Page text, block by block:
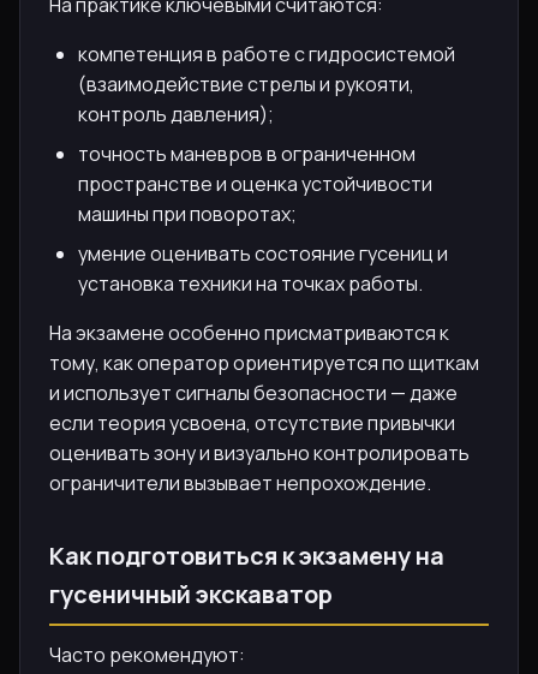
компетенция в работе с гидросистемой
(взаимодействие стрелы и рукояти,
контроль давления);
точность маневров в ограниченном
пространстве и оценка устойчивости
машины при поворотах;
умение оценивать состояние гусениц и
установка техники на точках работы.
На экзамене особенно присматриваются к
тому, как оператор ориентируется по щиткам
и использует сигналы безопасности — даже
если теория усвоена, отсутствие привычки
оценивать зону и визуально контролировать
ограничители вызывает непрохождение.
Как подготовиться к экзамену на
гусеничный экскаватор
Часто рекомендуют: